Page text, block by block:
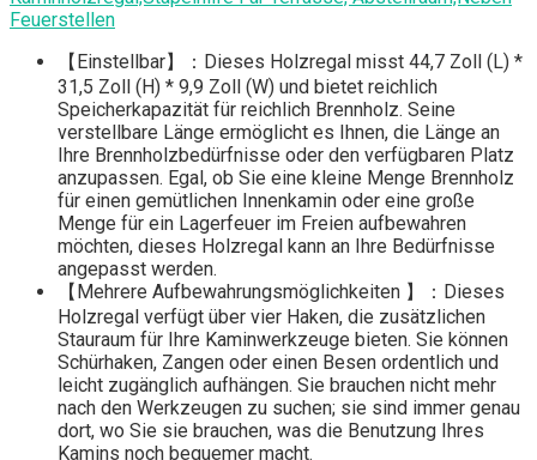
Feuerstellen
【Einstellbar】：Dieses Holzregal misst 44,7 Zoll (L) *
31,5 Zoll (H) * 9,9 Zoll (W) und bietet reichlich
Speicherkapazität für reichlich Brennholz. Seine
verstellbare Länge ermöglicht es Ihnen, die Länge an
Ihre Brennholzbedürfnisse oder den verfügbaren Platz
anzupassen. Egal, ob Sie eine kleine Menge Brennholz
für einen gemütlichen Innenkamin oder eine große
Menge für ein Lagerfeuer im Freien aufbewahren
möchten, dieses Holzregal kann an Ihre Bedürfnisse
angepasst werden.
【Mehrere Aufbewahrungsmöglichkeiten 】：Dieses
Holzregal verfügt über vier Haken, die zusätzlichen
Stauraum für Ihre Kaminwerkzeuge bieten. Sie können
Schürhaken, Zangen oder einen Besen ordentlich und
leicht zugänglich aufhängen. Sie brauchen nicht mehr
nach den Werkzeugen zu suchen; sie sind immer genau
dort, wo Sie sie brauchen, was die Benutzung Ihres
Kamins noch bequemer macht.